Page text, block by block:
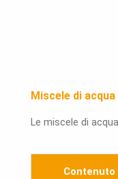
Miscele di acqua
Le miscele di
Contenuto